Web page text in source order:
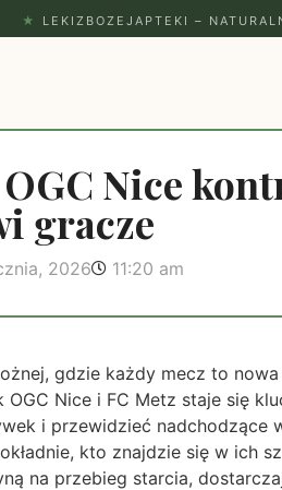
★ LEKIZBOZEJAPTEKI –
OGC Nice
gracze
2026 11:20 am
gdzie każdy mecz to
Nice i FC Metz staje się
i przewidzieć nadchodzące
kto znajdzie się w ich
na przebieg starcia,